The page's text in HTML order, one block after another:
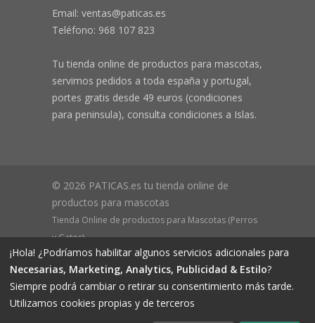
Email: ventas@paticas.es
Teléfono: 968 107 823
Tu tienda online de productos para mascotas,
servimos pedidos a toda españa y portugal,
portes gratis desde 49 euros (condiciones
para peninsula), consulta condiciones a Islas.
© 2026 PATICAS.es tu tienda online de
productos para mascotas
Tienda Online de productos para Mascotas (Perros
y Gatos)
CIF B73648305 Domicilio: Av Monteazahar, 4 1º Izq,
30570, Beniaján (MURCIA) - ESPAÑA Inscrita en el
Registro Mercantil de Murcia Hoja MU-72366, Tomo
2719, Folio 76.
¡Hola! ¿Podríamos habilitar algunos servicios adicionales para
Necesarias, Marketing, Analytics, Publicidad & Estilo?
Siempre podrá cambiar o retirar su consentimiento más tarde.
Utilizamos cookies propias y de terceros